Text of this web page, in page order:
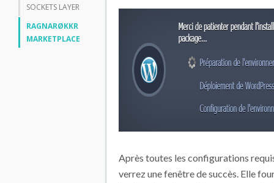
SOCKETS LAYER
RAGNARØKKR
MARKETPLACE
Après toutes les configurations
verrez une fenêtre de succès. Elle